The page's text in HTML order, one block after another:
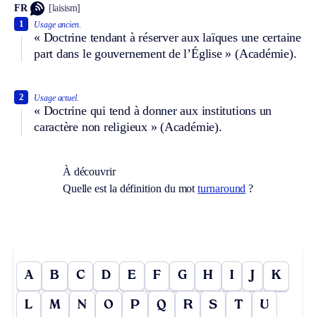
FR [laisism]
Usage ancien.
« Doctrine tendant à réserver aux laïques une certaine
part dans le gouvernement de l’Église » (Académie).
1
Usage actuel.
« Doctrine qui tend à donner aux institutions un
caractère non religieux » (Académie).
2
À découvrir
Quelle est la définition du motturnaround ?
A B C D E F G H I J K
L M N O P Q R S T U